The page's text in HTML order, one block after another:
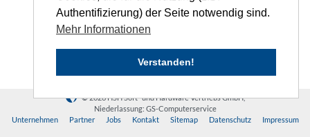
Authentifizierung) der Seite notwendig sind.
Mehr Informationen
Verstanden!
© 2026 HSH Soft- und Hardware Vertriebs GmbH,
Niederlassung: GS-Computerservice
Unternehmen
Partner Jobs Kontakt Sitemap Datenschutz Impressum